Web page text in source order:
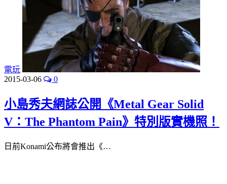
電玩
2015-03-06
0
小島秀夫網誌公開《Metal Gear Solid
V：The Phantom Pain》特別版實機照！
日前Konami公布將會推出《…